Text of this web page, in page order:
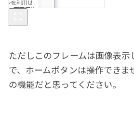
ただしこのフレームは画像表示
で、ホームボタンは操作できま
の機能だと思ってください。